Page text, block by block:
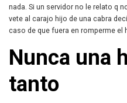
nada. Si un servidor no le relato q
vete al carajo hijo de una cabra
caso de que fuera en romperme el
Nunca una
tanto